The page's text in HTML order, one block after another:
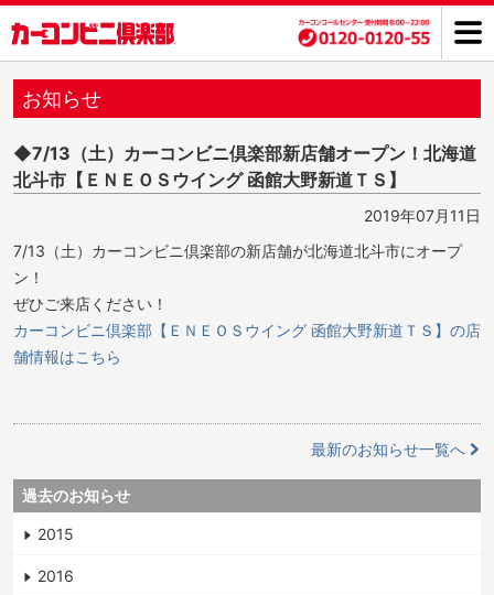
お知らせ
◆7/13（土）カーコンビニ倶楽部新店舗オープン！北海道
北斗市【ＥＮＥＯＳウイング 函館大野新道ＴＳ】
2019年07月11日
7/13（土）カーコンビニ倶楽部の新店舗が北海道北斗市にオープ
ン！
ぜひご来店ください！
カーコンビニ倶楽部【ＥＮＥＯＳウイング 函館大野新道ＴＳ】の店
舗情報はこちら
最新のお知らせ一覧へ
過去のお知らせ
2015
2016